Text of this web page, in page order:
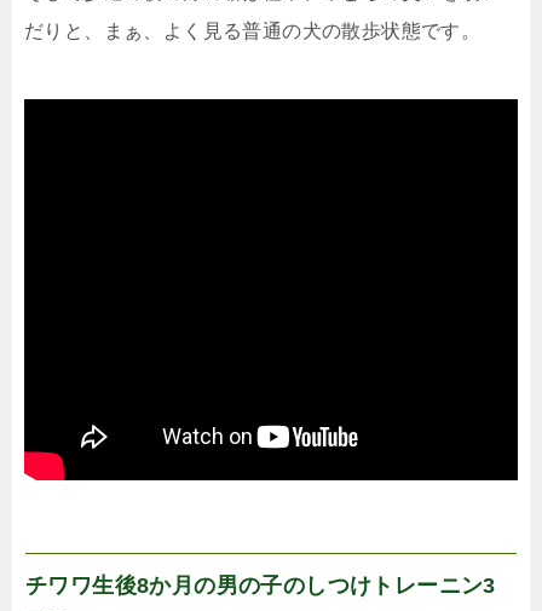
だりと、まぁ、よく見る普通の犬の散歩状態です。
チワワ生後8か月の男の子のしつけトレーニン3